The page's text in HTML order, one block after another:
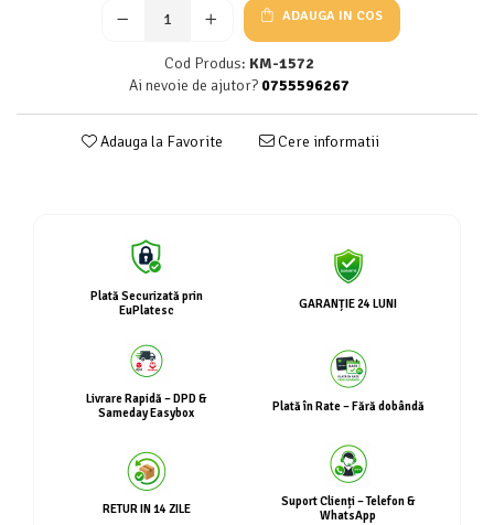
ADAUGA IN COS
Cod Produs: KM-1572
Ai nevoie de ajutor? 0755596267
Adauga la Favorite Cere informatii
Plată Securizată prin
EuPlatesc
GARANȚIE 24 LUNI
Livrare Rapidă – DPD &
Sameday Easybox
Plată în Rate – Fără dobândă
RETUR IN 14 ZILE
Suport Clienți – Telefon &
WhatsApp